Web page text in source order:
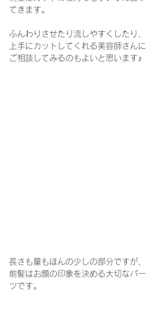
てきます。
ふんわりさせたり流しやすくしたり、
上手にカットしてくれる美容師さんに
ご相談してみるのもよいと思います♪
長さも量もほんの少しの部分ですが、
前髪はお顔の印象を決める大切なパー
ツです。